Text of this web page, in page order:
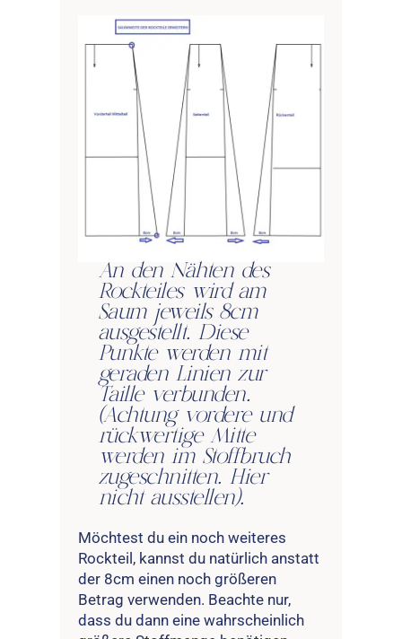
An den Nähten des
Rockteiles wird am
Saum jeweils 8cm
ausgestellt. Diese
Punkte werden mit
geraden Linien zur
Taille verbunden.
(Achtung vordere und
rückwertige Mitte
werden im Stoffbruch
zugeschnitten. Hier
nicht ausstellen).
Möchtest du ein noch weiteres
Rockteil, kannst du natürlich anstatt
der 8cm einen noch größeren
Betrag verwenden. Beachte nur,
dass du dann eine wahrscheinlich